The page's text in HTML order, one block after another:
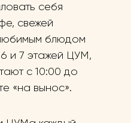
себя
свежей
блюдом
и 7 этажей ЦУМ,
с 10:00 до
«на вынос».